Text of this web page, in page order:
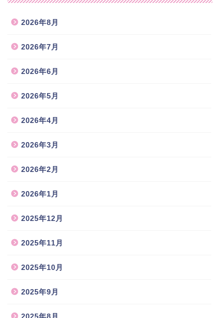
2026年8月
2026年7月
2026年6月
2026年5月
2026年4月
2026年3月
2026年2月
2026年1月
2025年12月
2025年11月
2025年10月
2025年9月